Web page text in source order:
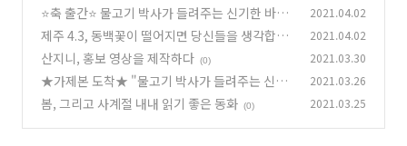
⭐축 출간⭐ 물고기 박사가 들려주는 신기한 바다
이야기 (드디어!)
(0)
2021.04.02
제주 4.3, 동백꽃이 떨어지면 당신들을 생각합니
다. (0)
2021.04.02
산지니, 홍보 영상을 제작하다 (0) 2021.03.30
★가제본 도착★ "물고기 박사가 들려주는 신기
한 바다 이야기" (0)
2021.03.26
봄, 그리고 사계절 내내 읽기 좋은 동화 (0) 2021.03.25